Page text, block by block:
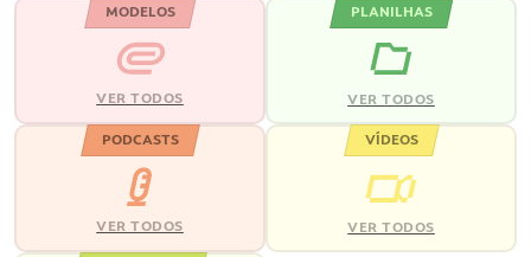
MODELOS
VER TODOS
PLANILHAS
VER TODOS
PODCASTS
VER TODOS
VÍDEOS
VER TODOS